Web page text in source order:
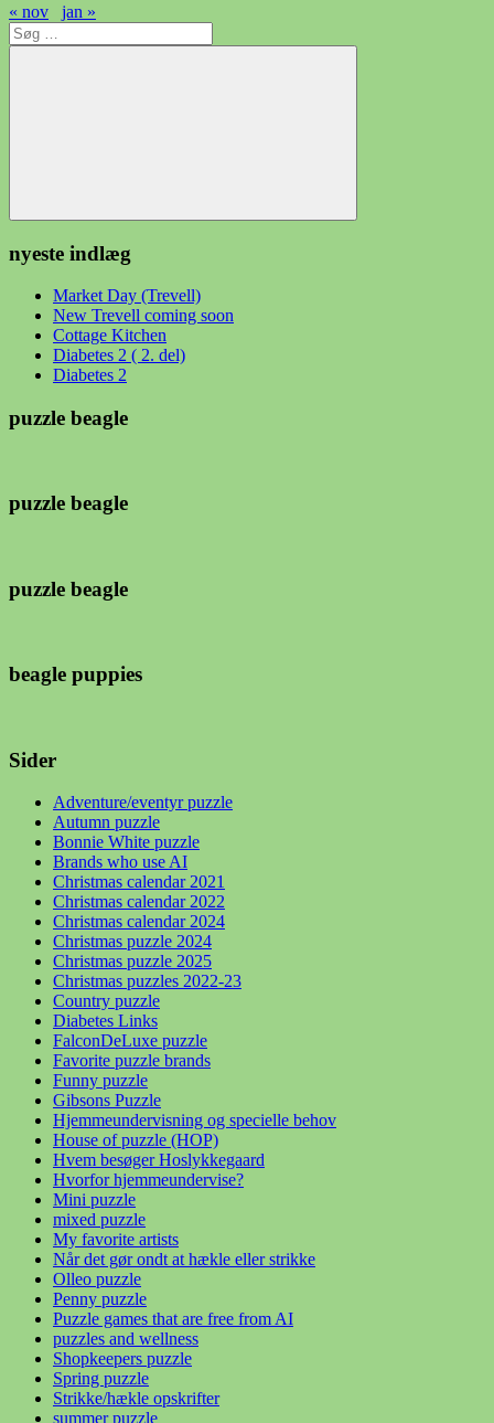
« nov
jan »
Søg
efter:
Søg
nyeste indlæg
Market Day (Trevell)
New Trevell coming soon
Cottage Kitchen
Diabetes 2 ( 2. del)
Diabetes 2
puzzle beagle
puzzle beagle
puzzle beagle
beagle puppies
Sider
Adventure/eventyr puzzle
Autumn puzzle
Bonnie White puzzle
Brands who use AI
Christmas calendar 2021
Christmas calendar 2022
Christmas calendar 2024
Christmas puzzle 2024
Christmas puzzle 2025
Christmas puzzles 2022-23
Country puzzle
Diabetes Links
FalconDeLuxe puzzle
Favorite puzzle brands
Funny puzzle
Gibsons Puzzle
Hjemmeundervisning og specielle behov
House of puzzle (HOP)
Hvem besøger Hoslykkegaard
Hvorfor hjemmeundervise?
Mini puzzle
mixed puzzle
My favorite artists
Når det gør ondt at hækle eller strikke
Olleo puzzle
Penny puzzle
Puzzle games that are free from AI
puzzles and wellness
Shopkeepers puzzle
Spring puzzle
Strikke/hækle opskrifter
summer puzzle